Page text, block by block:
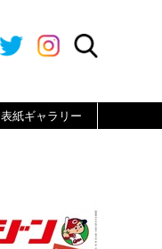
表紙ギャラリー